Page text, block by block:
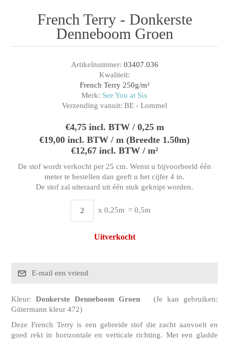
French Terry - Donkerste
Denneboom Groen
Artikelnummer: 03407.036
Kwaliteit:
French Terry 250g/m²
Merk: See You at Six
Verzending vanuit: BE - Lommel
€4,75 incl. BTW / 0,25 m
€19,00 incl. BTW / m (Breedte 1.50m)
€12,67 incl. BTW / m²
De stof wordt verkocht per 25 cm. Wenst u bijvoorbeeld één
meter te bestellen dan geeft u het cijfer 4 in.
De stof zal uiteraard uit één stuk geknipt worden.
x 0,25m = 0,5m
Uitverkocht
Kleur:Donkerste Denneboom Groen
(Je kan gebruiken:
Gütermann kleur 472)
Deze French Terry is een gebreide stof die zacht aanvoelt en
goed rekt in horizontale en verticale richting. Met een gladde